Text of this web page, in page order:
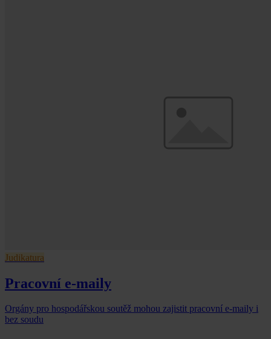
Judikatura
Pracovní e-maily
Orgány pro hospodářskou soutěž mohou zajistit pracovní e-maily i
bez soudu